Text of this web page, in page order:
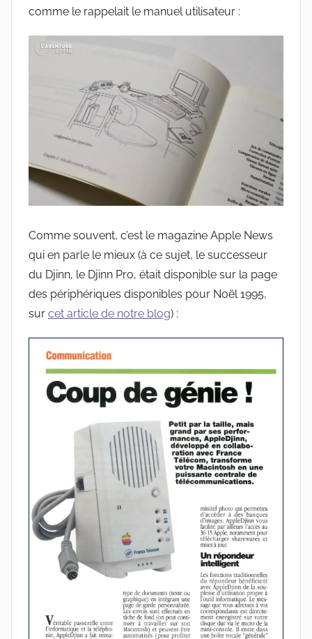
comme le rappelait le manuel utilisateur :
Comme souvent, c’est le magazine Apple News
qui en parle le mieux (à ce sujet, le successeur
du Djinn, le Djinn Pro, était disponible sur la page
des périphériques disponibles pour Noël 1995,
sur cet article de notre blog) :